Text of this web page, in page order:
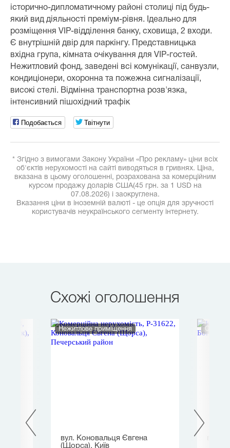
історично-дипломатичному районі столиці під будь-
який вид діяльності преміум-рівня. Ідеально для
розміщення VIP-відділення банку, сховища, 2 входи.
Є внутрішній двір для паркінгу. Представницька
вхідна група, кімната очікування для VIP-гостей.
Нежитловий фонд, заведені всі комунікації, санвузли,
кондиціонери, охоронна та пожежна сигналізації,
високі стелі. Відмінна транспортна розв'язка,
інтенсивний пішохідний трафік
Подобається Твітнути
* Згідно з вимогами Закону України «Про рекламу» ціни всіх
об'єктів нерухомості на сайті виводяться в гривнях. Ціна,
вказана в цьому оголошенні, розрахована за комерційним
курсом продажу доларів США(45 грн. за 1 USD на
07.08.2026) і заокруглена.
Вказання ціни в іноземній валюті - це опція для зручності
користувачів неукраїнського сегменту інтернету.
Схожі оголошення
Нежитлове приміщення
вул. Коновальця Євгена
(Щорса), Київ
Офіс